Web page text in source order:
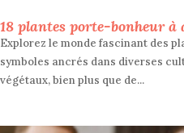
18 plantes porte-bonheur à
Explorez le monde fascinant des
symboles ancrés dans diverses
végétaux, bien plus que de...